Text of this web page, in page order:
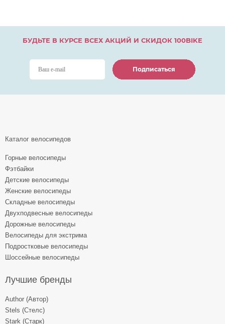
БУДЬТЕ В КУРСЕ ВСЕХ АКЦИЙ И СКИДОК 100BIKE
Подписаться
Подписаться
Подписаться
Каталог велосипедов
Горные велосипеды
Фэтбайки
Детские велосипеды
Женские велосипеды
Складные велосипеды
Двухподвесные велосипеды
Дорожные велосипеды
Велосипеды для экстрима
Подростковые велосипеды
Шоссейные велосипеды
Лучшие бренды
Author (Автор)
Stels (Стелс)
Stark (Старк)